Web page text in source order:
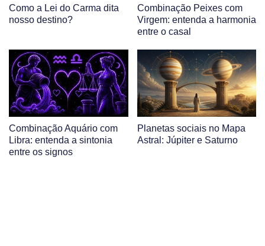
Como a Lei do Carma dita
nosso destino?
Combinação Peixes com
Virgem: entenda a harmonia
entre o casal
Combinação Aquário com
Libra: entenda a sintonia
entre os signos
Planetas sociais no Mapa
Astral: Júpiter e Saturno